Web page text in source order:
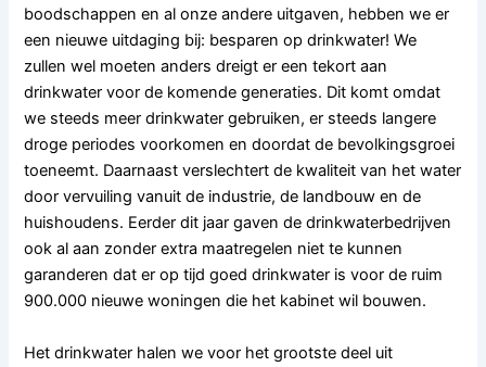
boodschappen en al onze andere uitgaven, hebben we er
een nieuwe uitdaging bij: besparen op drinkwater! We
zullen wel moeten anders dreigt er een tekort aan
drinkwater voor de komende generaties. Dit komt omdat
we steeds meer drinkwater gebruiken, er steeds langere
droge periodes voorkomen en doordat de bevolkingsgroei
toeneemt. Daarnaast verslechtert de kwaliteit van het water
door vervuiling vanuit de industrie, de landbouw en de
huishoudens. Eerder dit jaar gaven de drinkwaterbedrijven
ook al aan zonder extra maatregelen niet te kunnen
garanderen dat er op tijd goed drinkwater is voor de ruim
900.000 nieuwe woningen die het kabinet wil bouwen.
Het drinkwater halen we voor het grootste deel uit